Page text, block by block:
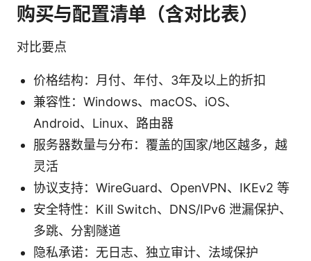
购买与配置清单（含对比表）
对比要点
价格结构：月付、年付、3年及以上的折扣
兼容性：Windows、macOS、iOS、
Android、Linux、路由器
服务器数量与分布：覆盖的国家/地区越多，越
灵活
协议支持：WireGuard、OpenVPN、IKEv2 等
安全特性：Kill Switch、DNS/IPv6 泄漏保护、
多跳、分割隧道
隐私承诺：无日志、独立审计、法域保护